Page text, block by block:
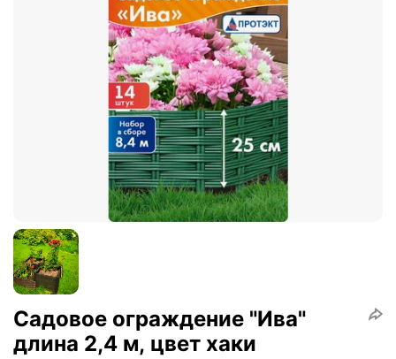
Садовое ограждение "Ива"
длина 2,4 м, цвет хаки